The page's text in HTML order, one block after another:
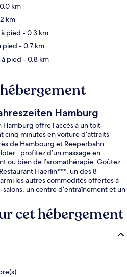
km
km
pied - 0.3 km
pied - 0.7 km
pied - 0.8 km
Hamburg
offre l’accès à un toit-
cinq minutes en voiture d’attraits
de Hambourg et Reeperbahn.
: profitez d’un massage en
ou bien de l’aromathérapie. Goûtez
Haerlin***, un des 8
les autres commodités offertes à
un centre d’entraînement et un
se situe à quelques minutes de
: Station de métro Jungfernstieg se
Stephansplatz est à 5 minutes.
cet hébergement